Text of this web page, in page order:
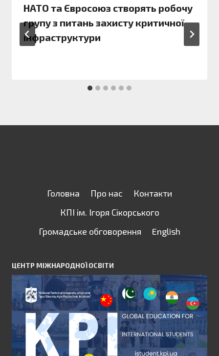
НАТО та Євросоюз створять робочу
групу з питань захисту критичної
інфраструктури
Головна Про нас
Контакти
КПІ ім. Ігоря Сікорського
Громадське обговорення
English
ЦЕНТР МІЖНАРОДНОЇ ОСВІТИ